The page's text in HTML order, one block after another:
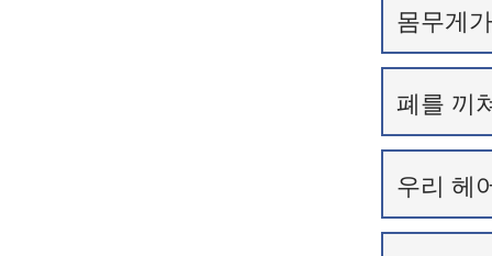
몸무게
폐를 끼
우리 헤